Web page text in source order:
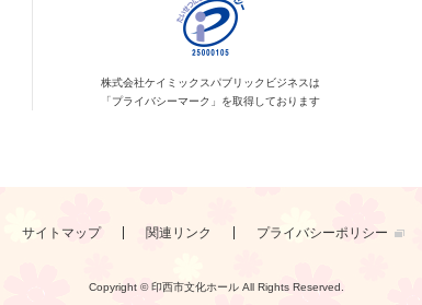
株式会社ケイミックス パブリックビジネスは
「プライバシーマーク」を取得しております
サイトマップ 関連リンク プライバシーポリシー
Copyright © 印西市文化ホールAll Rights Reserved.